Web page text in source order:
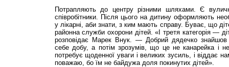
Потрапляють до центру різними шляхами. Є
співробітники. Після цього на дитину оформляють
у лікарні, аби знати, з ким мають справу. Буває, що
районна служби охорони дітей. «І третя категорія —
розповідає Марек Внук. — Добрий дядечко
себе добу, а потім зрозумів, що це не канарейка і
потребує щоденної уваги і великих зусиль, і
поважаю, бо їм не байдужа доля покинутих дітей».